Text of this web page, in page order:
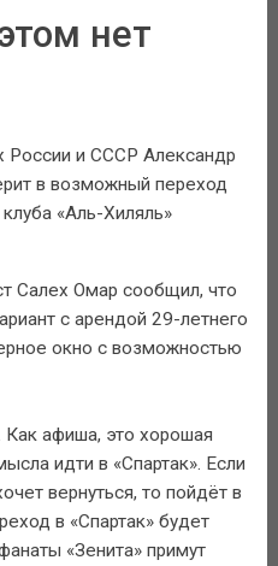
нет
России и СССР Александр
в возможный переход
«Аль-Хиляль»
Салех Омар сообщил, что
с арендой 29-летнего
окно с возможностью
Как афиша, это хорошая
идти в «Спартак». Если
вернуться, то пойдёт в
в «Спартак» будет
«Зенита» примут